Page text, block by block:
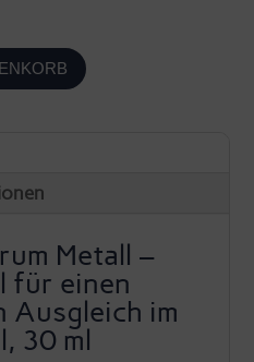
Metall –
für einen
Ausgleich im
30 ml